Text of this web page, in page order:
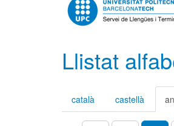
Llistat
català castellà